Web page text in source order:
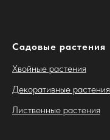
Садовые растения
Хвойные растения
Декоративные растения
Лиственные растения